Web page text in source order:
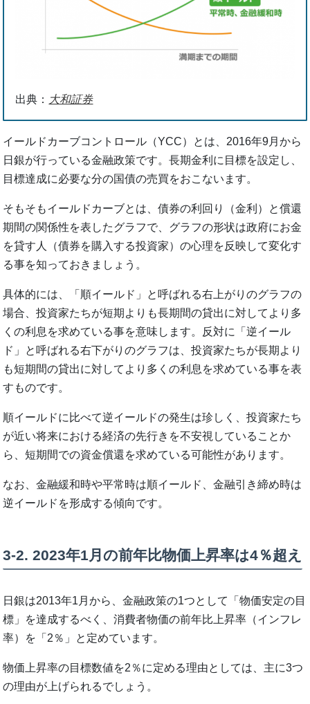
出典： 大和証券
イールドカーブコントロール（YCC）とは、2016年9月から
日銀が行っている金融政策です。長期金利に目標を設定し、
目標達成に必要な分の国債の売買をおこないます。
そもそもイールドカーブとは、債券の利回り（金利）と償還
期間の関係性を表したグラフで、グラフの形状は政府にお金
を貸す人（債券を購入する投資家）の心理を反映して変化す
る事を知っておきましょう。
具体的には、「順イールド」と呼ばれる右上がりのグラフの
場合、投資家たちが短期よりも長期間の貸出に対してより多
くの利息を求めている事を意味します。反対に「逆イール
ド」と呼ばれる右下がりのグラフは、投資家たちが長期より
も短期間の貸出に対してより多くの利息を求めている事を表
すものです。
順イールドに比べて逆イールドの発生は珍しく、投資家たち
が近い将来における経済の先行きを不安視していることか
ら、短期間での資金償還を求めている可能性があります。
なお、金融緩和時や平常時は順イールド、金融引き締め時は
逆イールドを形成する傾向です。
3-2. 2023年1月の前年比物価上昇率は4％超え
日銀は2013年1月から、金融政策の1つとして「物価安定の目
標」を達成するべく、消費者物価の前年比上昇率（インフレ
率）を「2％」と定めています。
物価上昇率の目標数値を2％に定める理由としては、主に3つ
の理由が上げられるでしょう。